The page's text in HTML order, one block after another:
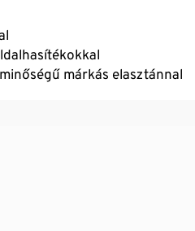
márkás elasztánnal